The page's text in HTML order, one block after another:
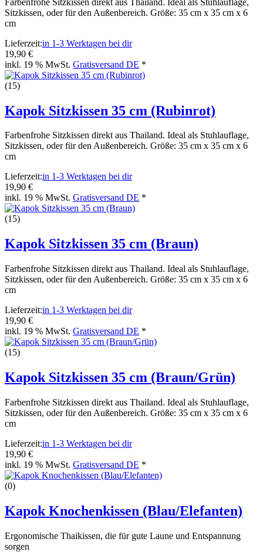
Sitzkissen, oder für den Außenbereich. Größe: 35 cm x 35 cm x 6
cm
Lieferzeit:in 1-3 Werktagen bei dir
19,90 €
inkl. 19 % MwSt. Gratisversand DE *
(15)
Kapok Sitzkissen 35 cm (Rubinrot)
Farbenfrohe Sitzkissen direkt aus Thailand. Ideal als Stuhlauflage,
Sitzkissen, oder für den Außenbereich. Größe: 35 cm x 35 cm x 6
cm
Lieferzeit:in 1-3 Werktagen bei dir
19,90 €
inkl. 19 % MwSt. Gratisversand DE *
(15)
Kapok Sitzkissen 35 cm (Braun)
Farbenfrohe Sitzkissen direkt aus Thailand. Ideal als Stuhlauflage,
Sitzkissen, oder für den Außenbereich. Größe: 35 cm x 35 cm x 6
cm
Lieferzeit:in 1-3 Werktagen bei dir
19,90 €
inkl. 19 % MwSt. Gratisversand DE *
(15)
Kapok Sitzkissen 35 cm (Braun/Grün)
Farbenfrohe Sitzkissen direkt aus Thailand. Ideal als Stuhlauflage,
Sitzkissen, oder für den Außenbereich. Größe: 35 cm x 35 cm x 6
cm
Lieferzeit:in 1-3 Werktagen bei dir
19,90 €
inkl. 19 % MwSt. Gratisversand DE *
(0)
Kapok Knochenkissen (Blau/Elefanten)
Ergonomische Thaikissen, die für gute Laune und Entspannung
sorgen